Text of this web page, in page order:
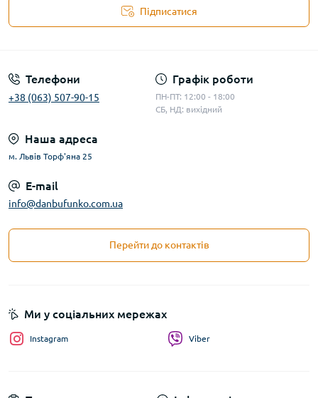
Підписатися
Телефони
+38 (063) 507-90-15
Графік роботи
ПН-ПТ: 12:00 - 18:00
СБ, НД: вихідний
Наша адреса
м. Львів Торф'яна 25
E-mail
info@danbufunko.com.ua
Перейти до контактів
Ми у соціальних мережах
Instagram Viber